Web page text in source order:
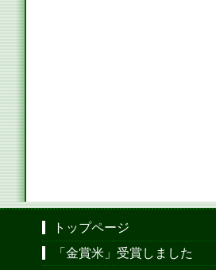
トップページ
「金賞米」受賞しました